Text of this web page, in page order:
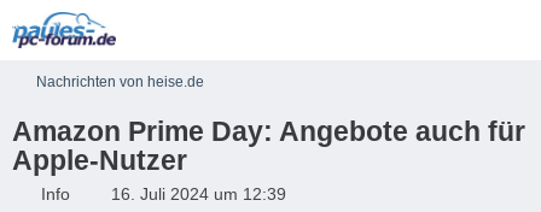
Nachrichten von heise.de
Amazon Prime Day: Angebote auch für
Apple-Nutzer
Info 16. Juli 2024 um 12:39